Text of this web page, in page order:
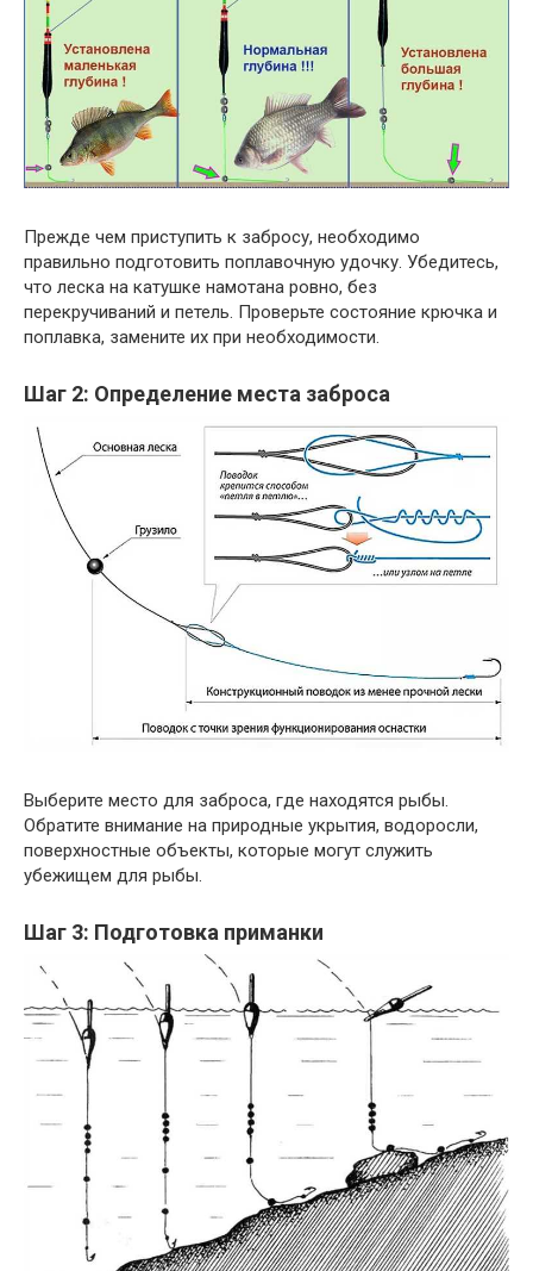
Прежде чем приступить к забросу, необходимо
правильно подготовить поплавочную удочку. Убедитесь,
что леска на катушке намотана ровно, без
перекручиваний и петель. Проверьте состояние крючка и
поплавка, замените их при необходимости.
Шаг 2: Определение места заброса
Выберите место для заброса, где находятся рыбы.
Обратите внимание на природные укрытия, водоросли,
поверхностные объекты, которые могут служить
убежищем для рыбы.
Шаг 3: Подготовка приманки